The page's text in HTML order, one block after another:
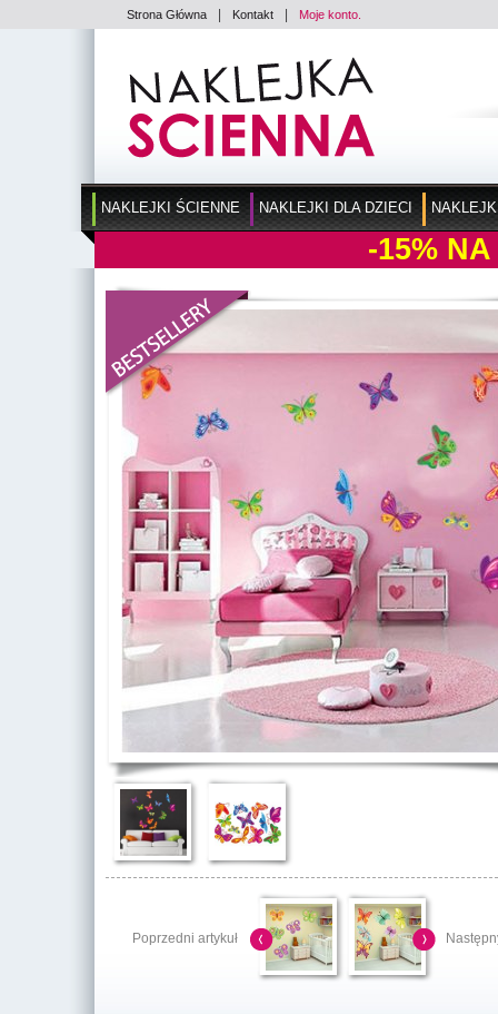
Strona Główna Kontakt Moje konto.
NAKLEJKI ŚCIENNE NAKLEJKI DLA DZIECI
-15% NA
Poprzedni artykuł